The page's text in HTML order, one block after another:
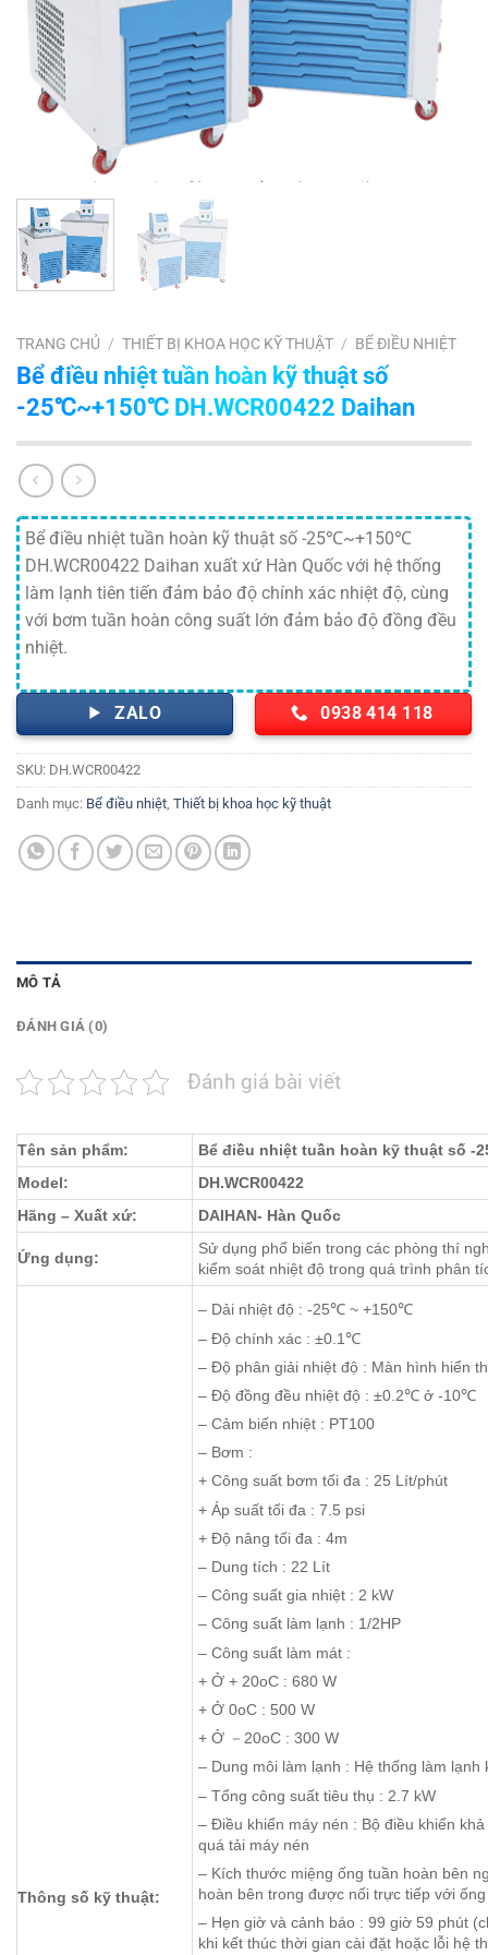
TRANG CHỦ / THIẾT BỊ KHOA HỌC KỸ THUẬT / BỂ ĐIỀU NHIỆT
Bể điều nhiệt tuần hoàn kỹ thuật số
-25℃~+150℃ DH.WCR00422 Daihan
Bể điều nhiệt tuần hoàn kỹ thuật số -25℃~+150℃
DH.WCR00422 Daihan xuất xứ Hàn Quốc với hệ thống
làm lạnh tiên tiến đảm bảo độ chính xác nhiệt độ, cùng
với bơm tuần hoàn công suất lớn đảm bảo độ đồng đều
nhiệt.
ZALO 0938 414 118
SKU: DH.WCR00422
Danh mục: Bể điều nhiệt, Thiết bị khoa học kỹ thuật
MÔ TẢ
ĐÁNH GIÁ (0)
Đánh giá bài viết
Tên sản phẩm:
Bể điều nhiệt tuần hoàn kỹ thuật số -
Model:
DH.WCR00422
Hãng – Xuất xứ:
DAIHAN- Hàn Quốc
Ứng dụng:
Sử dụng phổ biến trong các phòng thí
kiểm soát nhiệt độ trong quá trình phân
Thông số kỹ thuật:
– Dải nhiệt độ : -25℃ ~ +150℃
– Độ chính xác : ±0.1℃
– Độ phân giải nhiệt độ : Màn hình hiển
– Độ đồng đều nhiệt độ : ±0.2℃ ở -10℃
– Cảm biến nhiệt : PT100
– Bơm :
+ Công suất bơm tối đa : 25 Lít/phút
+ Áp suất tối đa : 7.5 psi
+ Độ nâng tối đa : 4m
– Dung tích : 22 Lít
– Công suất gia nhiệt : 2 kW
– Công suất làm lạnh : 1/2HP
– Công suất làm mát :
+ Ở + 20oC : 680 W
+ Ở 0oC : 500 W
+ Ở －20oC : 300 W
– Dung môi làm lạnh : Hệ thống làm
– Tổng công suất tiêu thụ : 2.7 kW
– Điều khiển máy nén : Bộ điều khiển
quá tải máy nén
– Kích thước miệng ống tuần hoàn bên
hoàn bên trong được nối trực tiếp với
– Hẹn giờ và cảnh báo : 99 giờ 59 phút
khi kết thúc thời gian cài đặt hoặc lỗi hệ